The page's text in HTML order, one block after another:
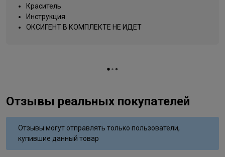
Название цвета
Вид деятельности
Краситель
Инструкция
ОКСИГЕНТ В КОМПЛЕКТЕ НЕ ИДЕТ
Отзывы реальных покупателей
Отзывы могут отправлять только пользователи,
купившие данный товар